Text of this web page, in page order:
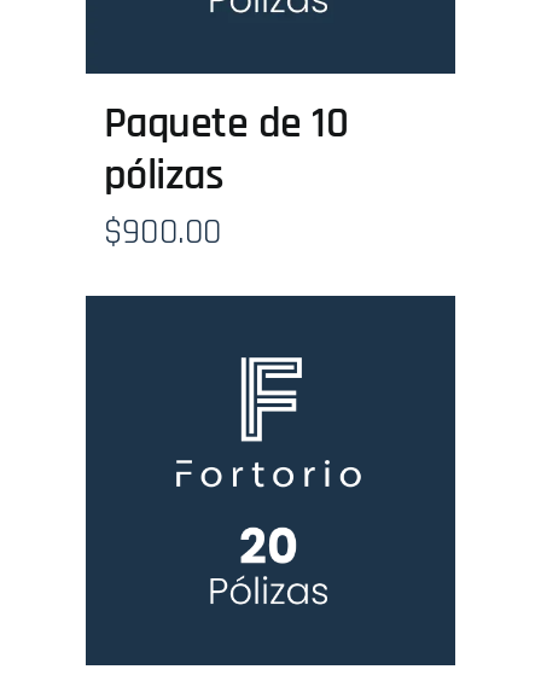
Paquete de 10
pólizas
$900.00